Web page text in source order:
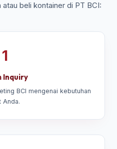
beli kontainer di PT BCI:
1
Inquiry
BCI mengenai kebutuhan
Anda.